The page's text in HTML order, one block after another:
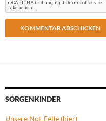
SORGENKINDER
Unsere Not-Felle (hier)